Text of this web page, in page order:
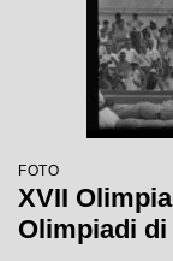
FOTO
XVII
Olimpiadi di